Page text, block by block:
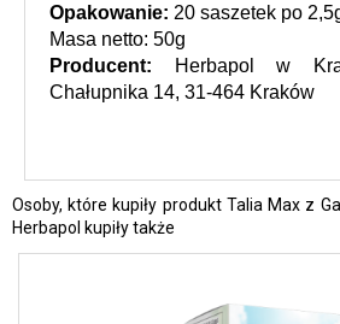
Opakowanie: 20 saszetek po
Masa netto: 50g
Producent: Herbapol w
Chałupnika 14, 31-464 Kraków
Osoby, które kupiły produkt Talia Max z
Herbapol kupiły także